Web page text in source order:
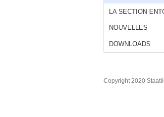
LA SECTION
NOUVELLES
DOWNLOADS
Copyright 2020